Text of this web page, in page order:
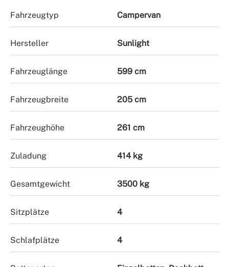
Fahrzeugtyp Campervan
Hersteller Sunlight
Fahrzeuglänge 599 cm
Fahrzeugbreite 205 cm
Fahrzeughöhe 261 cm
Zuladung 414 kg
Gesamtgewicht 3500 kg
Sitzplätze 4
Schlafplätze 4